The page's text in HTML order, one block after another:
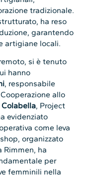
tradizionale.
ha reso
garantendo
artigiane locali.
si è tenuto
hanno
, responsabile
allo
, Project
evidenziato
come leva
organizzato
Rimmen, ha
per
femminili nella